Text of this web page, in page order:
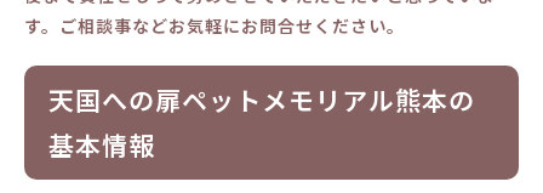
す。ご相談事などお気軽にお問合せください。
天国への扉ペットメモリアル熊本の
基本情報